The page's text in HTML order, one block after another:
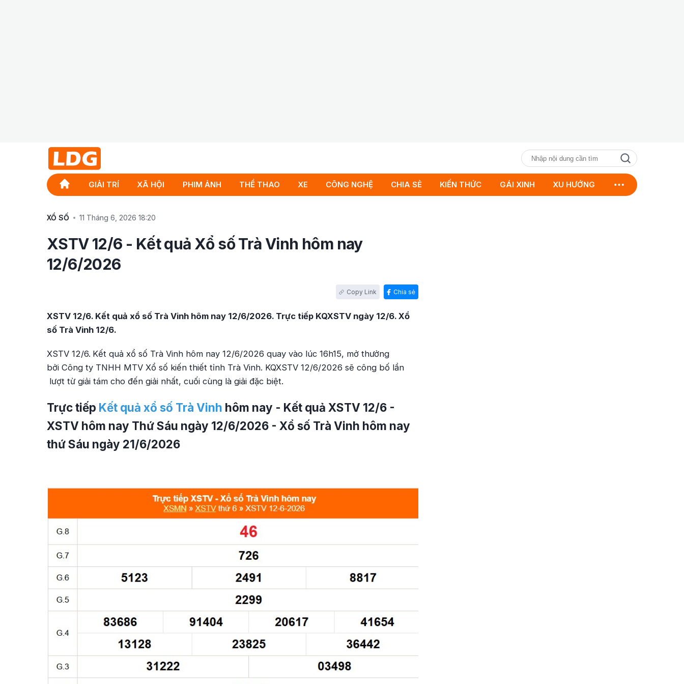
GIẢI TRÍ XÃ HỘI PHIM ẢNH THỂ THAO XE CÔNG NGHỆ CHIA SẺ KIẾN THỨC GÁI XINH XU HƯỚNG
XỔ SỐ 11 Tháng 6, 2026 18:20
XSTV 12/6 - Kết quả Xổ số Trà Vinh hôm nay
12/6/2026
Chia sẻ
XSTV 12/6. Kết quả xổ số Trà Vinh hôm nay 12/6/2026. Trực tiếp KQXSTV ngày 12/6. Xổ
số Trà Vinh 12/6.
XSTV 12/6. Kết quả xổ số Trà Vinh hôm nay 12/6/2026 quay vào lúc 16h15, mở thưởng
bởi Công ty TNHH MTV Xổ số kiến thiết tỉnh Trà Vinh. KQXSTV 12/6/2026 sẽ công bố lần
lượt từ giải tám cho đến giải nhất, cuối cùng là giải đặc biệt.
Trực tiếp Kết quả xổ số Trà Vinh hôm nay - Kết quả XSTV 12/6 -
XSTV hôm nay Thứ Sáu ngày 12/6/2026 - Xổ số Trà Vinh hôm nay
thứ Sáu ngày 21/6/2026